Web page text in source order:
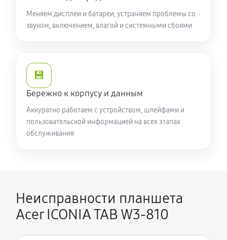
Меняем дисплеи и батареи, устраняем проблемы со
звуком, включением, влагой и системными сбоями
💾
Бережно к корпусу и данным
Аккуратно работаем с устройством, шлейфами и
пользовательской информацией на всех этапах
обслуживания
Неисправности планшета
Acer ICONIA TAB W3-810